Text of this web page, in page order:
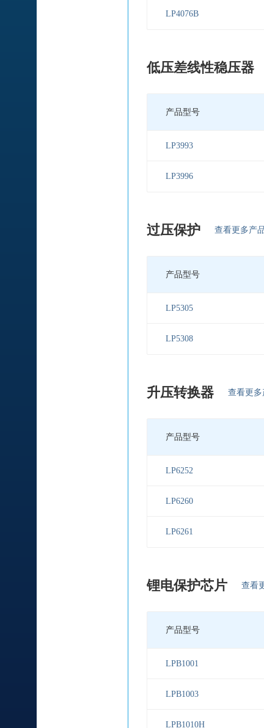
LP4076B
低压差线性稳压器
产品型号
LP3993
LP3996
过压保护 查看更多产
产品型号
LP5305
LP5308
升压转换器 查看更多
产品型号
LP6252
LP6260
LP6261
锂电保护芯片 查看
产品型号
LPB1001
LPB1003
LPB1010H